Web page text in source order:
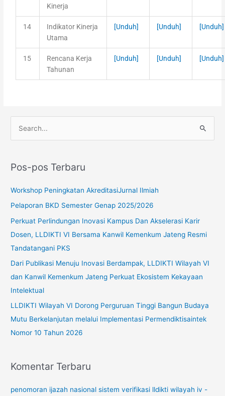
Kinerja
14
Indikator Kinerja
Utama
[Unduh] [Unduh] [Unduh]
15
Rencana Kerja
Tahunan
[Unduh] [Unduh] [Unduh]
i
u
k
:
Pos-pos Terbaru
Workshop Peningkatan AkreditasiJurnal Ilmiah
Pelaporan BKD Semester Genap 2025/2026
Perkuat Perlindungan Inovasi Kampus Dan Akselerasi Karir
Dosen, LLDIKTI VI Bersama Kanwil Kemenkum Jateng Resmi
Tandatangani PKS
Dari Publikasi Menuju Inovasi Berdampak, LLDIKTI Wilayah VI
dan Kanwil Kemenkum Jateng Perkuat Ekosistem Kekayaan
Intelektual
LLDIKTI Wilayah VI Dorong Perguruan Tinggi Bangun Budaya
Mutu Berkelanjutan melalui Implementasi Permendiktisaintek
Nomor 10 Tahun 2026
Komentar Terbaru
penomoran ijazah nasional sistem verifikasi lldikti wilayah iv -